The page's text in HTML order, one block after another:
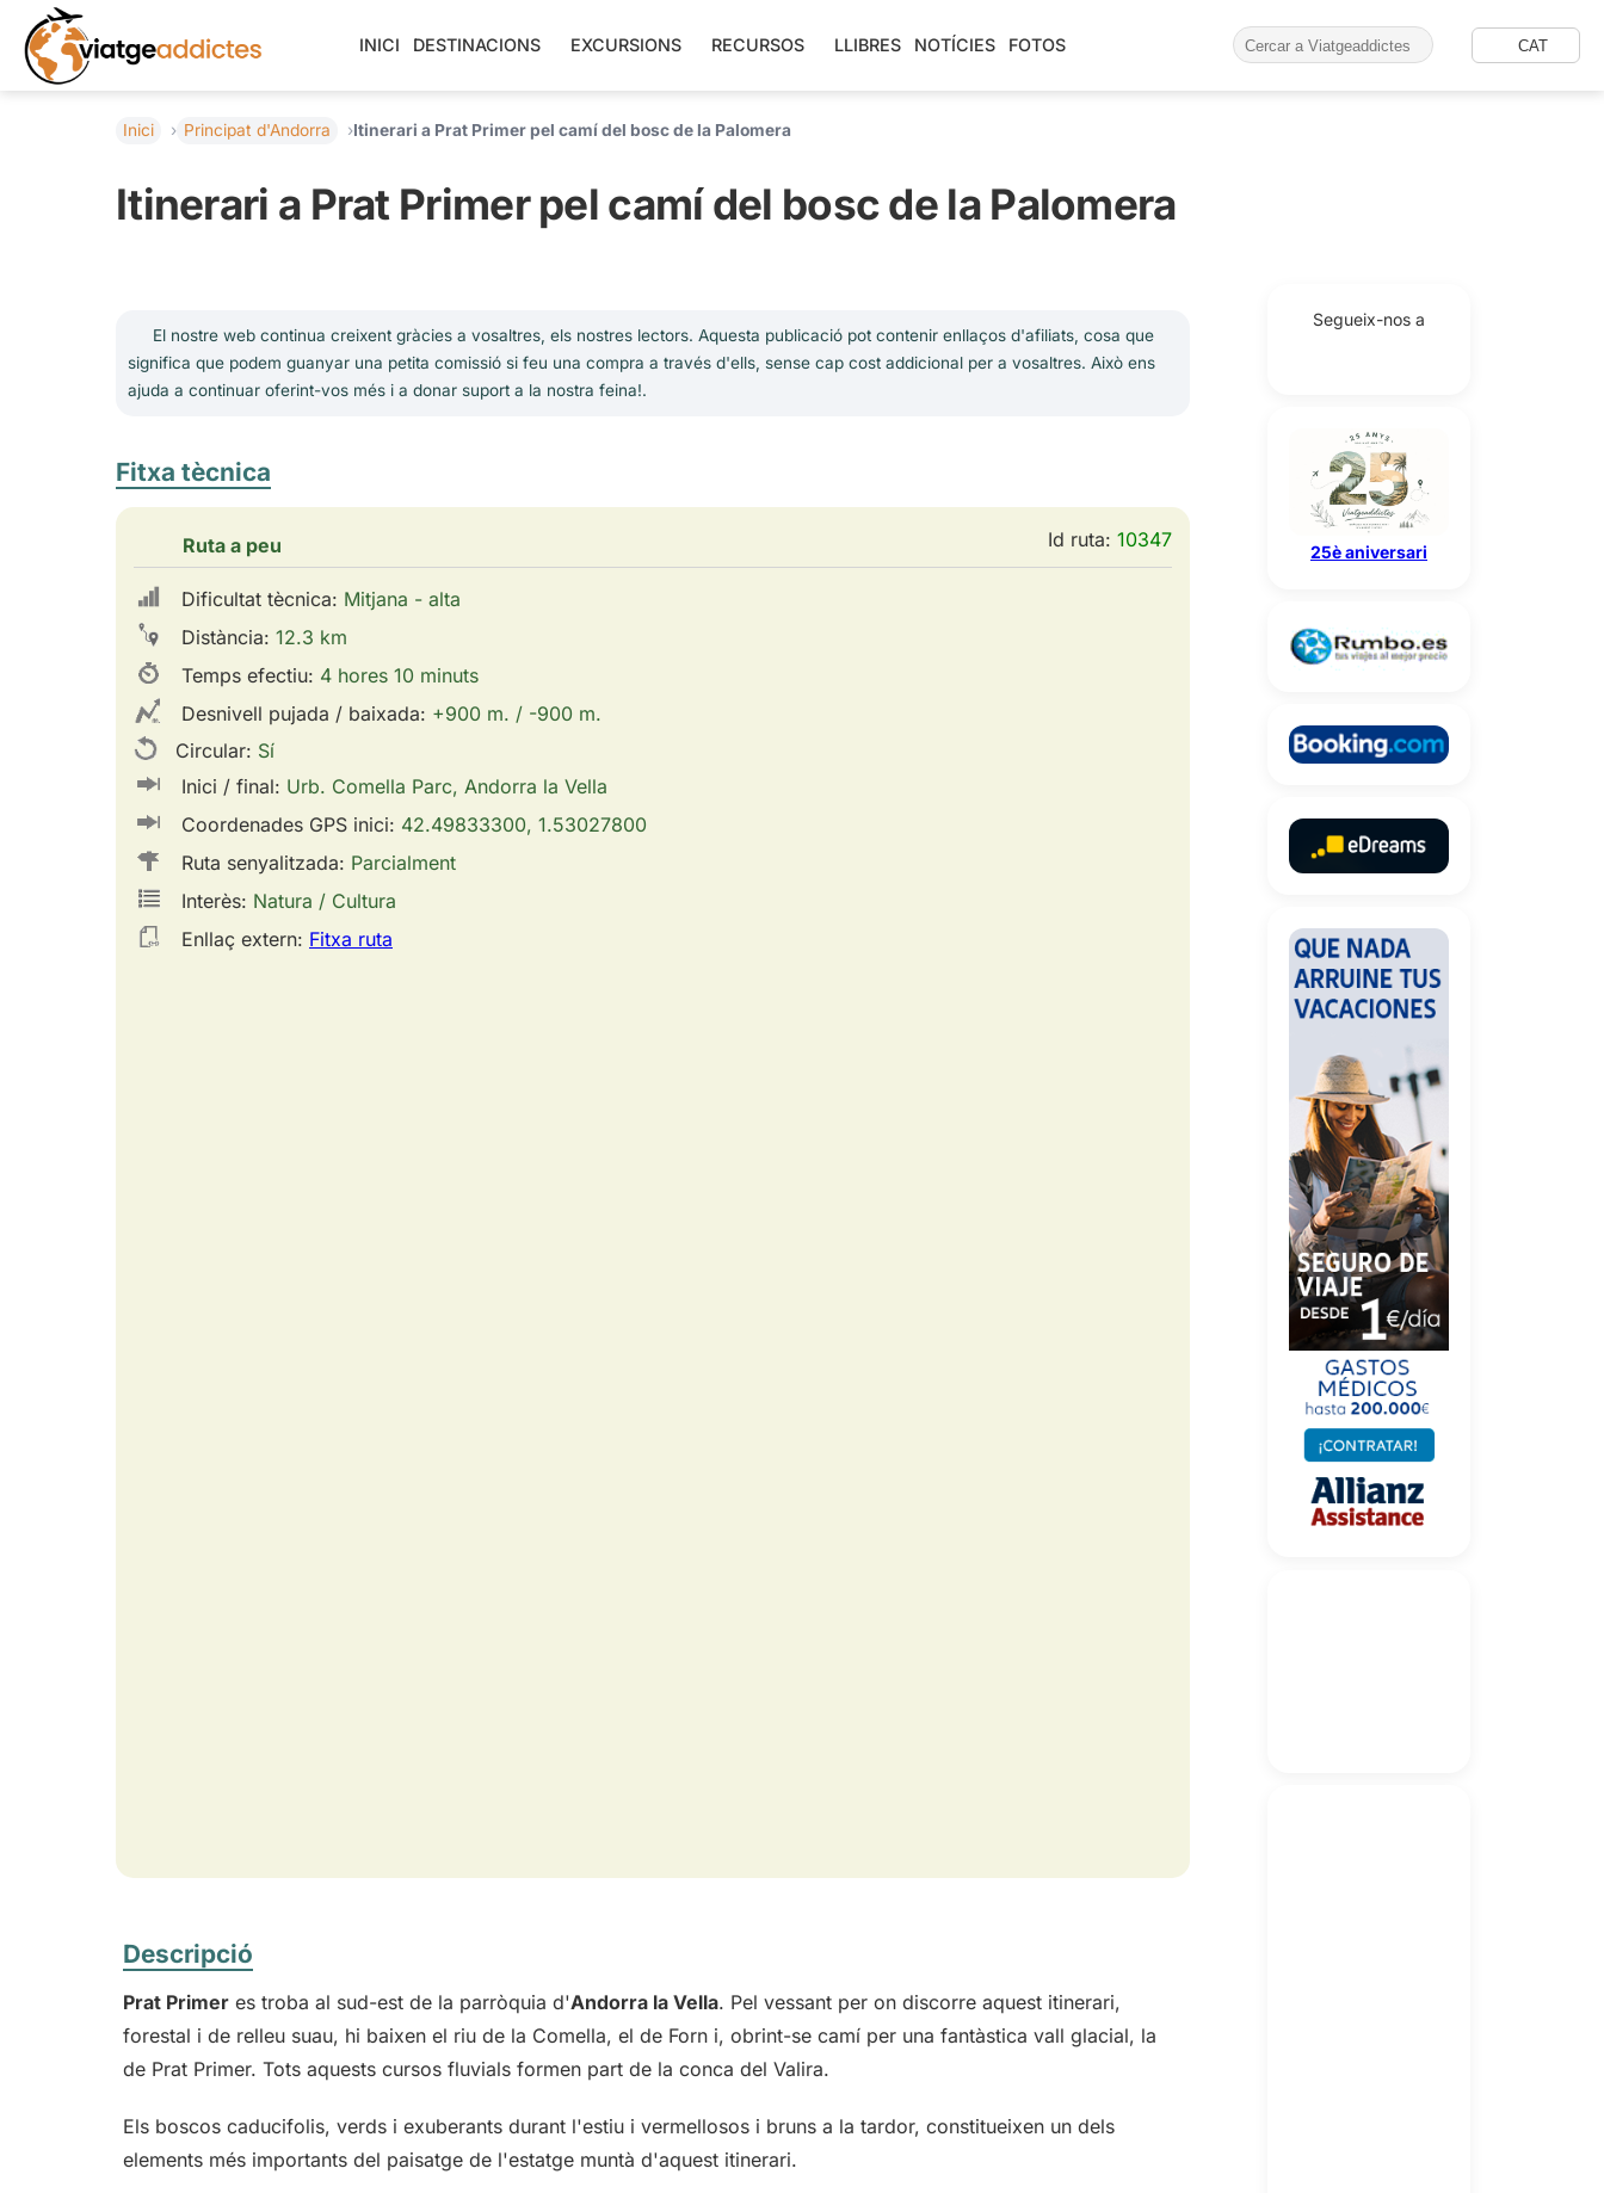
INICI DESTINACIONS EXCURSIONS RECURSOS LLIBRES NOTÍCIES FOTOS CAT
Inici Principat d'Andorra Itinerari a Prat Primer pel camí del bosc de la Palomera
Itinerari a Prat Primer pel camí del bosc de la Palomera
El nostre web continua creixent gràcies a vosaltres, els nostres lectors. Aquesta publicació pot contenir enllaços d'afiliats, cosa que
significa que podem guanyar una petita comissió si feu una compra a través d'ells, sense cap cost addicional per a vosaltres. Això ens
ajuda a continuar oferint-vos més i a donar suport a la nostra feina!.
Fitxa tècnica
Ruta a peu Id ruta: 10347
Dificultat tècnica: Mitjana - alta
Distància: 12.3 km
Temps efectiu: 4 hores 10 minuts
Desnivell pujada / baixada: +900 m. / -900 m.
Circular: Sí
Inici / final: Urb. Comella Parc, Andorra la Vella
Coordenades GPS inici: 42.49833300, 1.53027800
Ruta senyalitzada: Parcialment
Interès: Natura / Cultura
Enllaç extern: Fitxa ruta
Descripció
Prat Primer es troba al sud-est de la parròquia d'Andorra la Vella. Pel vessant per on discorre aquest itinerari,
forestal i de relleu suau, hi baixen el riu de la Comella, el de Forn i, obrint-se camí per una fantàstica vall glacial, la
de Prat Primer. Tots aquests cursos fluvials formen part de la conca del Valira.
Els boscos caducifolis, verds i exuberants durant l'estiu i vermellosos i bruns a la tardor, constitueixen un dels
elements més importants del paisatge de l'estatge muntà d'aquest itinerari.
Segueix-nos a
25è aniversari